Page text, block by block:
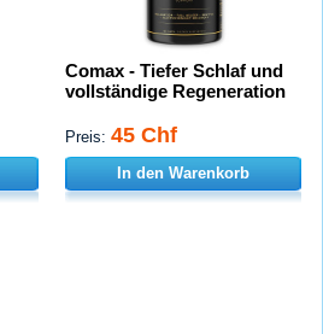
Comax - Tiefer Schlaf und
vollständige Regeneration
Preis: 45 Chf
In den Warenkorb